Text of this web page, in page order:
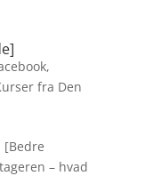
,
fra Den
[Bedre
– hvad